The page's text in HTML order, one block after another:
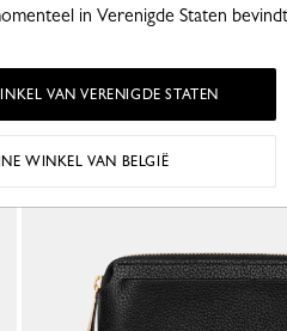
OOK LEUK
in Verenigde Staten
VAN VERENIGDE STATEN
WINKEL VAN BELGIË